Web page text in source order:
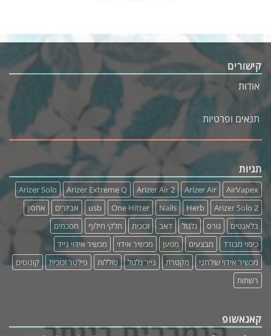
קאנאשופ
תגיות
AirVapex
Arizer Air
Arizer Air 2
Arizer Extreme Q
Arizer Solo
Arizer Solo 2
Herb
Nails
One Hitter
usb אביזרים
אחסון
בלאנטים
גורס גלגול דאב זכוכית חלקי חילוף
חסכמים
כיסוי מבודד
מבצעים מטען מכשיר אידוי
מכשיר אידוי נייד
מכשיר אידוי שולחני
מקטרת נייר גלגול סוללות פילטר זכוכית
קונוסים
רשתות
קישורים
אודות
תנאים ופרטיות